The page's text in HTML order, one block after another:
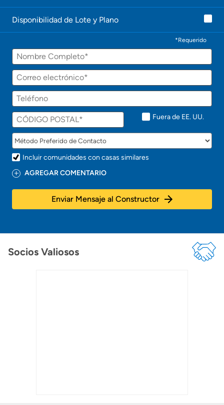
Disponibilidad de Lote y Plano
*Requerido
Fuera de EE. UU.
Incluir comunidades con casas similares
AGREGAR COMENTARIO
Enviar Mensaje al Constructor
Socios Valiosos